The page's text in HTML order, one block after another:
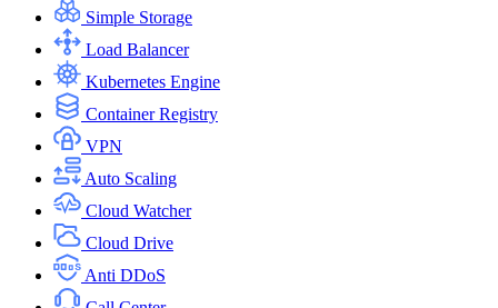
Simple Storage
Load Balancer
Kubernetes Engine
Container Registry
VPN
Auto Scaling
Cloud Watcher
Cloud Drive
Anti DDoS